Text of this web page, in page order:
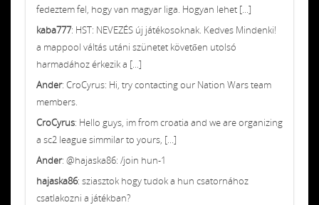
fedeztem fel, hogy van magyar liga. Hogyan lehet [...]
kaba777: HST: NEVEZÉS új játékosoknak. Kedves Mindenki!
a mappool váltás utáni szünetet követően utolsó
harmadához érkezik a [...]
Ander: CroCyrus: Hi, try contacting our Nation Wars team
members.
CroCyrus: Hello guys, im from croatia and we are organizing
a sc2 league simmilar to yours, [...]
Ander: @hajaska86: /join hun-1
hajaska86: sziasztok hogy tudok a hun csatornához
csatlakozni a játékban?